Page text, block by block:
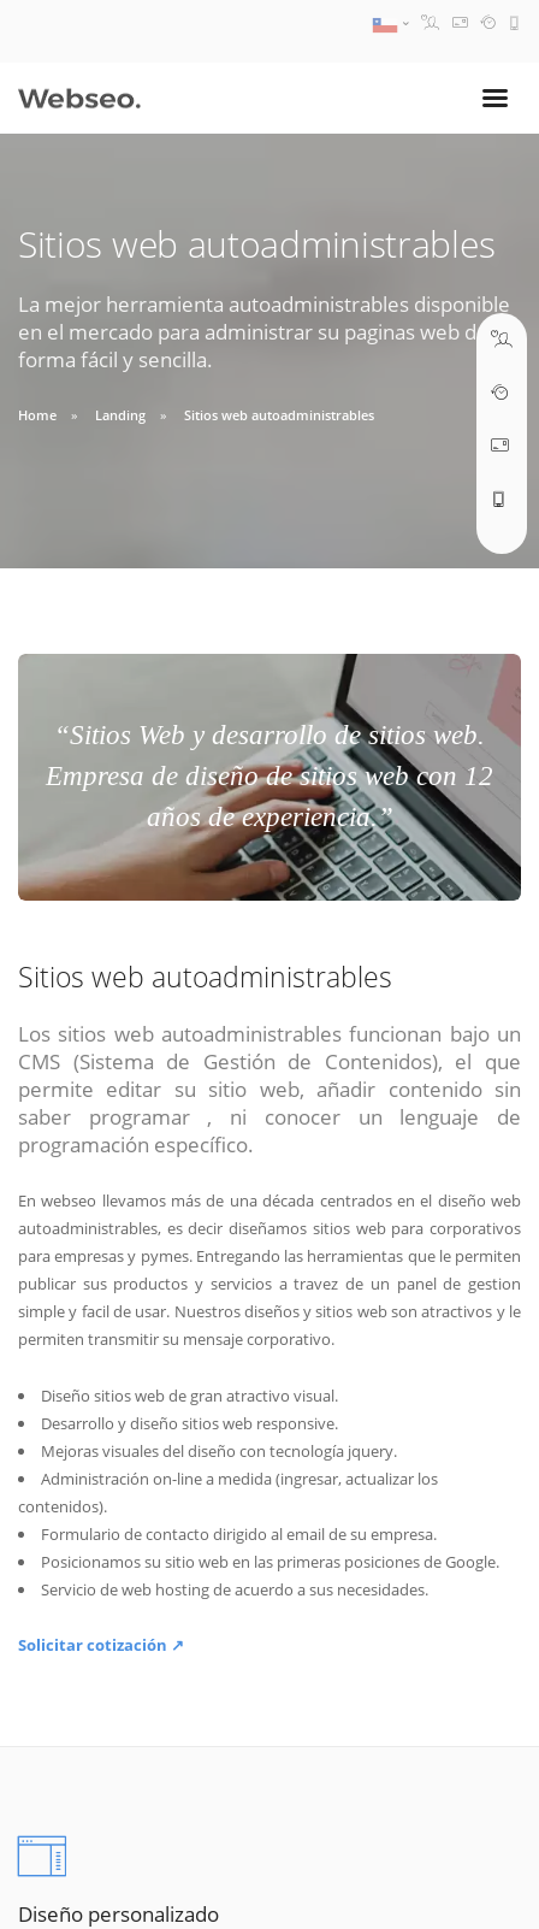
Sitios web autoadministrables
La mejor herramienta autoadministrables disponible
en el mercado para administrar su paginas web de
forma fácil y sencilla.
Home Landing Sitios web autoadministrables
“Sitios Web y desarrollo de sitios web.
Empresa de diseño de sitios web con 12
años de experiencia.”
Sitios web autoadministrables
Los sitios web autoadministrables funcionan bajo un
CMS (Sistema de Gestión de Contenidos), el que
permite editar su sitio web, añadir contenido sin
saber programar , ni conocer un lenguaje de
programación específico.
En webseo llevamos más de una década centrados en el diseño web
autoadministrables, es decir diseñamos sitios web para corporativos
para empresas y pymes. Entregando las herramientas que le permiten
publicar sus productos y servicios a travez de un panel de gestion
simple y facil de usar. Nuestros diseños y sitios web son atractivos y le
permiten transmitir su mensaje corporativo.
Diseño sitios web de gran atractivo visual.
Desarrollo y diseño sitios web responsive.
Mejoras visuales del diseño con tecnología jquery.
Administración on-line a medida (ingresar, actualizar los
contenidos).
Formulario de contacto dirigido al email de su empresa.
Posicionamos su sitio web en las primeras posiciones de Google.
Servicio de web hosting de acuerdo a sus necesidades.
Solicitar cotización ↗
Diseño personalizado
09:30 AM A 18:30 PM
soporte@webseo.cl
ABRIR TICKET